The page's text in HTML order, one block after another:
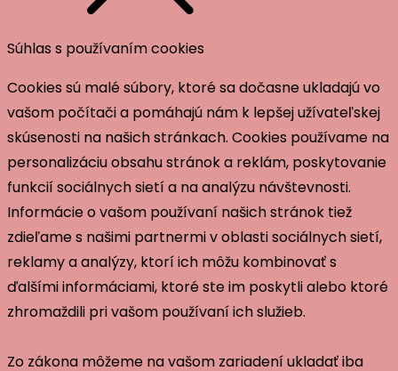
Súhlas s používaním cookies
Cookies sú malé súbory, ktoré sa dočasne ukladajú vo
vašom počítači a pomáhajú nám k lepšej užívateľskej
skúsenosti na našich stránkach. Cookies používame na
personalizáciu obsahu stránok a reklám, poskytovanie
funkcií sociálnych sietí a na analýzu návštevnosti.
Informácie o vašom používaní našich stránok tiež
zdieľame s našimi partnermi v oblasti sociálnych sietí,
reklamy a analýzy, ktorí ich môžu kombinovať s
ďalšími informáciami, ktoré ste im poskytli alebo ktoré
zhromaždili pri vašom používaní ich služieb.
Zo zákona môžeme na vašom zariadení ukladať iba